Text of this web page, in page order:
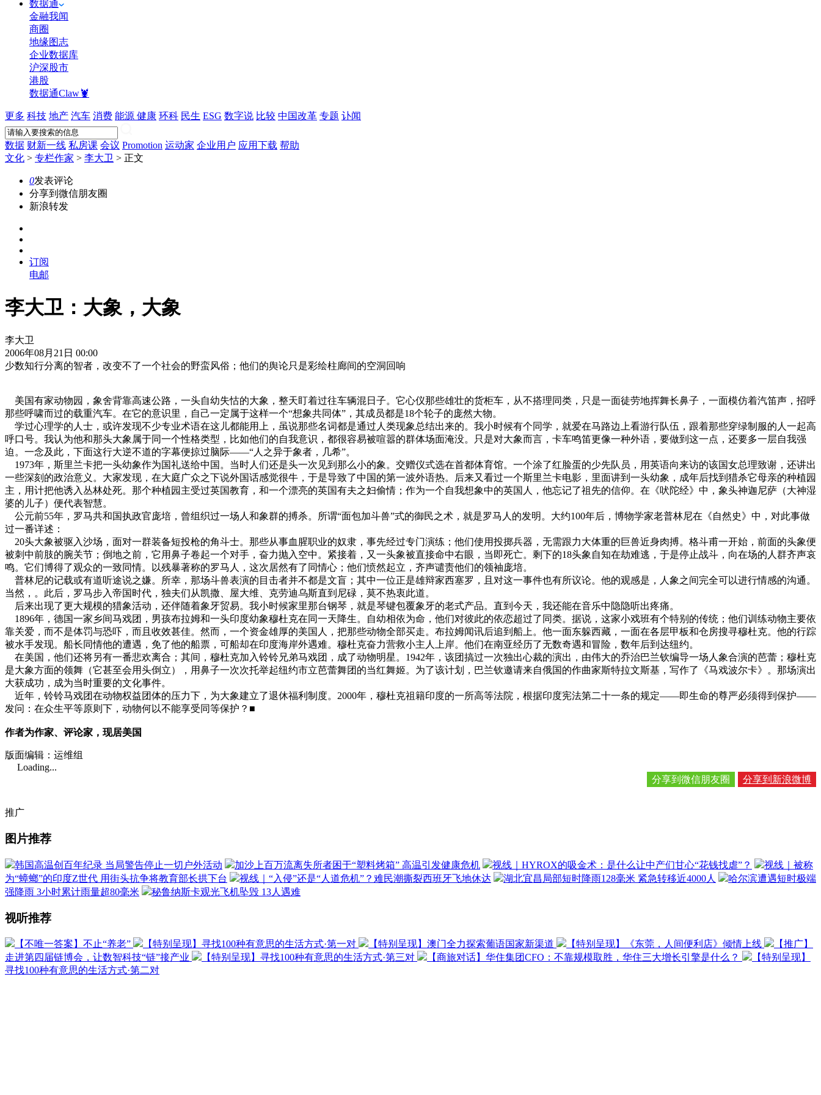
数据通
金融我闻
商圈
地缘图志
企业数据库
沪深股市
港股
数据通Claw🦞
更多 科技 地产 汽车 消费 能源 健康 环科 民生 ESG 数字说 比较 中国改革 专题 讣闻
数据 财新一线 私房课 会议 Promotion 运动家 企业用户 应用下载 帮助
文化 > 专栏作家 > 李大卫 > 正文
0发表评论
分享到微信朋友圈
新浪转发
订阅
电邮
李大卫：大象，大象
李大卫
2006年08月21日 00:00
少数知行分离的智者，改变不了一个社会的野蛮风俗；他们的舆论只是彩绘柱廊间的空洞回响
美国有家动物园，象舍背靠高速公路，一头自幼失怙的大象，整天盯着过往车辆混日子。它心仪那些雄壮的货柜车，从不搭理同类，只是一面徒劳地挥舞长鼻子，一面模仿着汽笛声，招呼
那些呼啸而过的载重汽车。在它的意识里，自己一定属于这样一个“想象共同体”，其成员都是18个轮子的庞然大物。
学过心理学的人士，或许发现不少专业术语在这儿都能用上，虽说那些名词都是通过人类现象总结出来的。我小时候有个同学，就爱在马路边上看游行队伍，跟着那些穿绿制服的人一起高
呼口号。我认为他和那头大象属于同一个性格类型，比如他们的自我意识，都很容易被喧嚣的群体场面淹没。只是对大象而言，卡车鸣笛更像一种外语，要做到这一点，还要多一层自我强
迫。一念及此，下面这行大逆不道的字幕便掠过脑际——“人之异于象者，几希”。
1973年，斯里兰卡把一头幼象作为国礼送给中国。当时人们还是头一次见到那么小的象。交赠仪式选在首都体育馆。一个涂了红脸蛋的少先队员，用英语向来访的该国女总理致谢，还讲出
一些深刻的政治意义。大家发现，在大庭广众之下说外国话感觉很牛，于是导致了中国的第一波外语热。后来又看过一个斯里兰卡电影，里面讲到一头幼象，成年后找到猎杀它母亲的种植园
主，用计把他诱入丛林处死。那个种植园主受过英国教育，和一个漂亮的英国有夫之妇偷情；作为一个自我想象中的英国人，他忘记了祖先的信仰。在《吠陀经》中，象头神迦尼萨（大神湿
婆的儿子）便代表智慧。
公元前55年，罗马共和国执政官庞培，曾组织过一场人和象群的搏杀。所谓“面包加斗兽”式的御民之术，就是罗马人的发明。大约100年后，博物学家老普林尼在《自然史》中，对此事做
过一番详述：
20头大象被驱入沙场，面对一群装备短投枪的角斗士。那些从事血腥职业的奴隶，事先经过专门演练；他们使用投掷兵器，无需跟力大体重的巨兽近身肉搏。格斗甫一开始，前面的头象便
被刺中前肢的腕关节；倒地之前，它用鼻子卷起一个对手，奋力抛入空中。紧接着，又一头象被直接命中右眼，当即死亡。剩下的18头象自知在劫难逃，于是停止战斗，向在场的人群齐声哀
鸣。它们博得了观众的一致同情。以残暴著称的罗马人，这次居然有了同情心；他们愤然起立，齐声谴责他们的领袖庞培。
普林尼的记载或有道听途说之嫌。所幸，那场斗兽表演的目击者并不都是文盲；其中一位正是雄辩家西塞罗，且对这一事件也有所议论。他的观感是，人象之间完全可以进行情感的沟通。
当然，。此后，罗马步入帝国时代，独夫们从凯撒、屋大维、克劳迪乌斯直到尼碌，莫不热衷此道。
后来出现了更大规模的猎象活动，还伴随着象牙贸易。我小时候家里那台钢琴，就是琴键包覆象牙的老式产品。直到今天，我还能在音乐中隐隐听出疼痛。
1896年，德国一家乡间马戏团，男孩布拉姆和一头印度幼象穆杜克在同一天降生。自幼相依为命，他们对彼此的依恋超过了同类。据说，这家小戏班有个特别的传统；他们训练动物主要依
靠关爱，而不是体罚与恐吓，而且收效甚佳。然而，一个资金雄厚的美国人，把那些动物全部买走。布拉姆闻讯后追到船上。他一面东躲西藏，一面在各层甲板和仓房搜寻穆杜克。他的行踪
被水手发现。船长同情他的遭遇，免了他的船票，可船却在印度海岸外遇难。穆杜克奋力营救小主人上岸。他们在南亚经历了无数奇遇和冒险，数年后到达纽约。
在美国，他们还将另有一番悲欢离合；其间，穆杜克加入铃铃兄弟马戏团，成了动物明星。1942年，该团搞过一次独出心裁的演出，由伟大的乔治巴兰钦编导一场人象合演的芭蕾；穆杜克
是大象方面的领舞（它甚至会用头倒立），用鼻子一次次托举起纽约市立芭蕾舞团的当红舞姬。为了该计划，巴兰钦邀请来自俄国的作曲家斯特拉文斯基，写作了《马戏波尔卡》。那场演出
大获成功，成为当时重要的文化事件。
近年，铃铃马戏团在动物权益团体的压力下，为大象建立了退休福利制度。2000年，穆杜克祖籍印度的一所高等法院，根据印度宪法第二十一条的规定——即生命的尊严必须得到保护——
发问：在众生平等原则下，动物何以不能享受同等保护？■
作者为作家、评论家，现居美国
版面编辑：运维组
Loading...
分享到新浪微博
分享到微信朋友圈
推广
图片推荐
韩国高温创百年纪录 当局警告停止一切户外活动 加沙上百万流离失所者困于“塑料烤箱” 高温引发健康危机 视线｜HYROX的吸金术：是什么让中产们甘心“花钱找虐”？
视线｜被称
为“蟑螂”的印度Z世代 用街头抗争将教育部长拱下台
视线｜“入侵”还是“人道危机”？难民潮撕裂西班牙飞地休达 湖北宜昌局部短时降雨128毫米 紧急转移近4000人
哈尔滨遭遇短时极端
强降雨 3小时累计雨量超80毫米
秘鲁纳斯卡观光飞机坠毁 13人遇难
视听推荐
【不唯一答案】不止“养老” 【特别呈现】寻找100种有意思的生活方式·第一对 【特别呈现】澳门全力探索葡语国家新渠道 【特别呈现】《东莞，人间便利店》倾情上线
【推广】
走进第四届链博会，让数智科技“链”接产业
【特别呈现】寻找100种有意思的生活方式·第三对 【商旅对话】华住集团CFO：不靠规模取胜，华住三大增长引擎是什么？
【特别呈现】
寻找100种有意思的生活方式·第二对